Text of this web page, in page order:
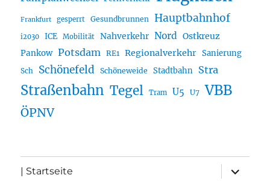
Frankfurt gesperrt Gesundbrunnen Hauptbahnhof
i2030 ICE Mobilität Nahverkehr Nord Ostkreuz
Pankow Potsdam RE1 Regionalverkehr Sanierung
Sch Schönefeld Schöneweide Stadtbahn Stra
Straßenbahn Tegel Tram U5 U7 VBB
ÖPNV
| Startseite
öffnen